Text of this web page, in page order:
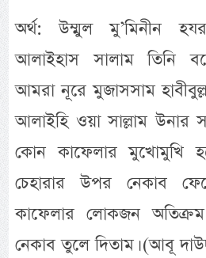
অর্থ: উম্মুল মু’মিনীন
আলাইহাস সালাম তিনি
আমরা নূরে মুজাসসাম
আলাইহি ওয়া সাল্লাম উনার
কোন কাফেলার মুখোমুখি
চেহারার উপর নেকাব
কাফেলার লোকজন
নেকাব তুলে দিতাম। (আবূ